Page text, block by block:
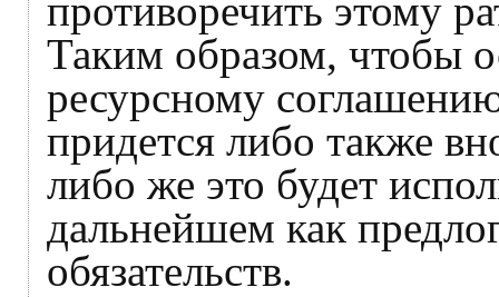
противоречить этому
Таким образом, чтобы
ресурсному
придется либо также
либо же это будет
дальнейшем как
обязательств.